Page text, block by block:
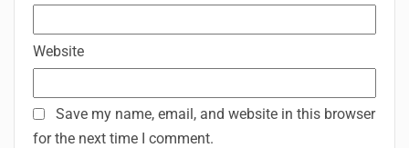
Website
Save my name, email, and website in this browser
for the next time I comment.